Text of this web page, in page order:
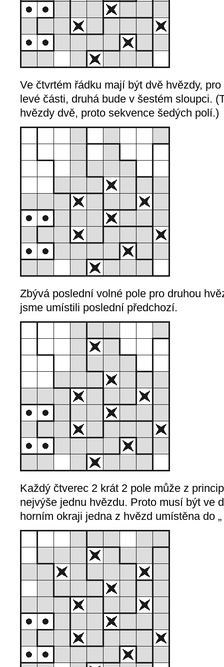
Ve čtvrtém řádku mají být dvě hvězdy,
levé části, druhá bude v šestém sloupci.
hvězdy dvě, proto sekvence šedých polí.)
Zbývá poslední volné pole pro druhou
jsme umístili poslední předchozí.
Každý čtverec 2 krát 2 pole může z
nejvýše jednu hvězdu. Proto musí být ve
horním okraji jedna z hvězd umístěna do